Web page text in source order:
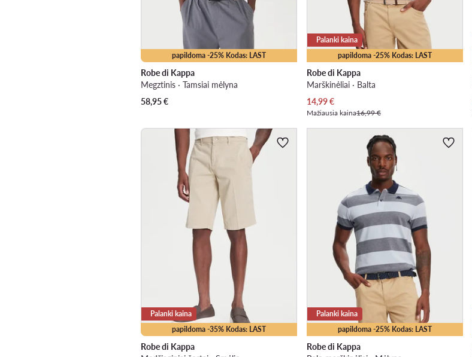
papildoma -25% Kodas: LAST
Robe di Kappa
Megztinis · Tamsiai mėlyna
58,95€
papildoma -25% Kodas: LAST
Palanki kaina
Robe di Kappa
Marškinėliai · Balta
Dabartinė kaina
14,99€
Mažiausia kaina16,99 €
papildoma -35% Kodas: LAST
Palanki kaina
Robe di Kappa
papildoma -25% Kodas: LAST
Palanki kaina
Robe di Kappa